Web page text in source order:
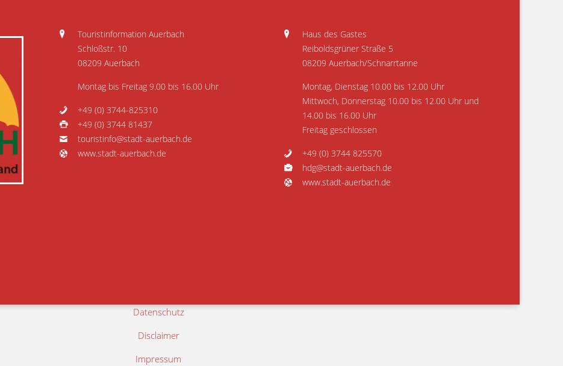
Touristinformation Auerbach
Schloßstr. 10
08209 Auerbach
Montag bis Freitag 9.00 bis 16.00 Uhr
+49 (0) 3744-825310
+49 (0) 3744 81437
touristinfo@stadt-auerbach.de
www.stadt-auerbach.de
Haus des Gastes
Reiboldsgrüner Straße 5
08209 Auerbach/Schnarrtanne
Montag, Dienstag 10.00 bis 12.00 Uhr
Mittwoch, Donnerstag 10.00 bis 12.00 Uhr und
14.00 bis 16.00 Uhr
Freitag geschlossen
+49 (0) 3744 825570
hdg@stadt-auerbach.de
www.stadt-auerbach.de
Datenschutz
Disclaimer
Impressum